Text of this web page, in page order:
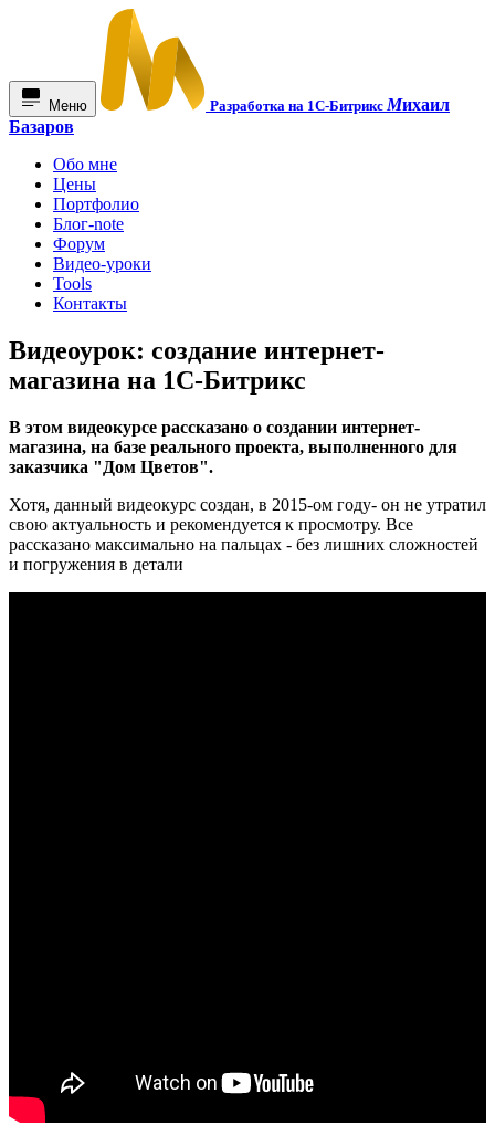
Меню Разработка на 1С-БитриксМихаил
Базаров
Обо мне
Цены
Портфолио
Блог-note
Форум
Видео-уроки
Tools
Контакты
Видеоурок: создание интернет-
магазина на 1С-Битрикс
В этом видеокурсе рассказано о создании интернет-
магазина, на базе реального проекта, выполненного для
заказчика "Дом Цветов".
Хотя, данный видеокурс создан, в 2015-ом году- он не утратил
свою актуальность и рекомендуется к просмотру. Все
рассказано максимально на пальцах - без лишних сложностей
и погружения в детали